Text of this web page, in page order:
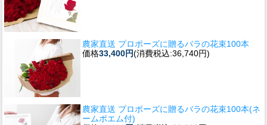
農家直送 プロポーズに贈るバラの花束100本
価格33,400円(消費税込:36,740円)
農家直送 プロポーズに贈るバラの花束100本(ネ
ームポエム付)